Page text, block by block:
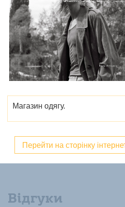
Магазин одягу.
Перейти на сторінку
Відгуки